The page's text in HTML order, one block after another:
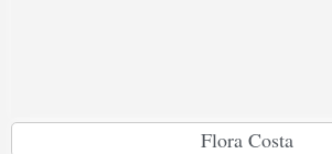
Flora Costa